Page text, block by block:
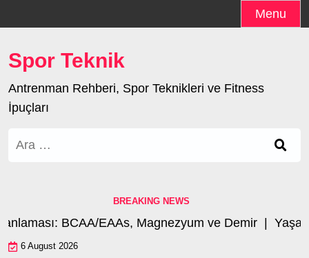
to
Menu
Spor Teknik
Antrenman Rehberi, Spor Teknikleri ve Fitness
İpuçları
Arama:
BREAKING NEWS
BCAA/EAAs, Magnezyum ve Demir | Yaşa
6 August 2026